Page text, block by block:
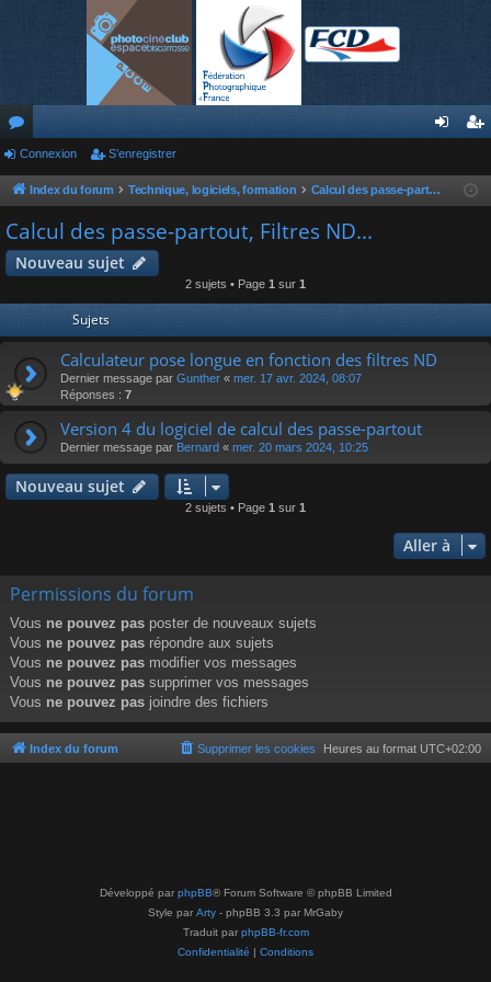
or
u
m
s
nr
Connexion S’enregistrer
Index du forum Technique, logiciels, formation Calcul des passe-partout, Filtres ND...
Calcul des passe-partout, Filtres ND...
Nouveau sujet
2 sujets • Page 1 sur 1
Sujets
Calculateur pose longue en fonction des filtres ND
Dernier message par Gunther « mer. 17 avr. 2024, 08:07
Réponses : 7
Version 4 du logiciel de calcul des passe-partout
Dernier message par Bernard « mer. 20 mars 2024, 10:25
Nouveau sujet
2 sujets • Page 1 sur 1
Aller à
Permissions du forum
Vous ne pouvez pas poster de nouveaux sujets
Vous ne pouvez pas répondre aux sujets
Vous ne pouvez pas modifier vos messages
Vous ne pouvez pas supprimer vos messages
Vous ne pouvez pas joindre des fichiers
Index du forum Heures au format UTC+02:00
Supprimer les cookies
Développé par phpBB® Forum Software © phpBB Limited
Style par Arty - phpBB 3.3 par MrGaby
Traduit par phpBB-fr.com
Confidentialité | Conditions